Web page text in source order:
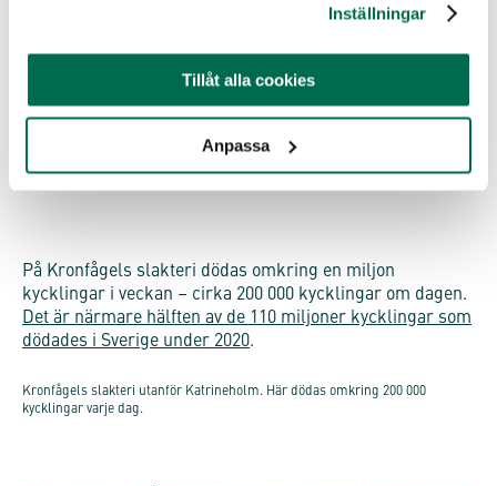
Inställningar
Tillåt alla cookies
Anpassa
Kronfågel att ta ställning för kycklingarna genom att inte
det brutala dödandet. Vi människor behöver inte döda
dem så här, säger Malin Gustafsson.
På Kronfågels slakteri dödas omkring en miljon
kycklingar i veckan – cirka 200 000 kycklingar om dagen.
Det är närmare hälften av de 110 miljoner kycklingar som
dödades i Sverige under 2020.
Kronfågels slakteri utanför Katrineholm. Här dödas omkring 200 000
kycklingar varje dag.